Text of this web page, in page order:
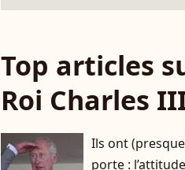
Top articles
Roi Charles
Ils ont
porte :